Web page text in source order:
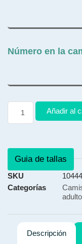
Número en la
Añadir al
Guia de tallas
SKU
Categorías
Descripción